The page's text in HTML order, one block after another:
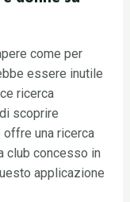
come per
essere inutile
ricerca
scoprire
una ricerca
club concesso in
applicazione